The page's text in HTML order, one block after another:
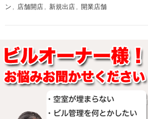
ン , 店舗開店 , 新規出店 , 開業店舗